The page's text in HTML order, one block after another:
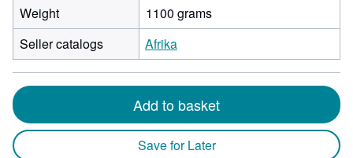
Weight
1100 grams
Seller catalogs
Afrika
Add to basket
Save for Later